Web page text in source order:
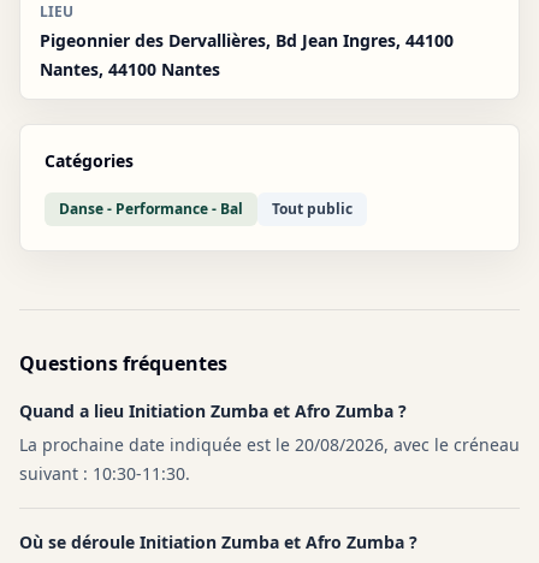
LIEU
Pigeonnier des Dervallières, Bd Jean Ingres, 44100
Nantes, 44100 Nantes
Catégories
Danse - Performance - Bal Tout public
Questions fréquentes
Quand a lieu Initiation Zumba et Afro Zumba ?
La prochaine date indiquée est le 20/08/2026, avec le créneau
suivant : 10:30-11:30.
Où se déroule Initiation Zumba et Afro Zumba ?